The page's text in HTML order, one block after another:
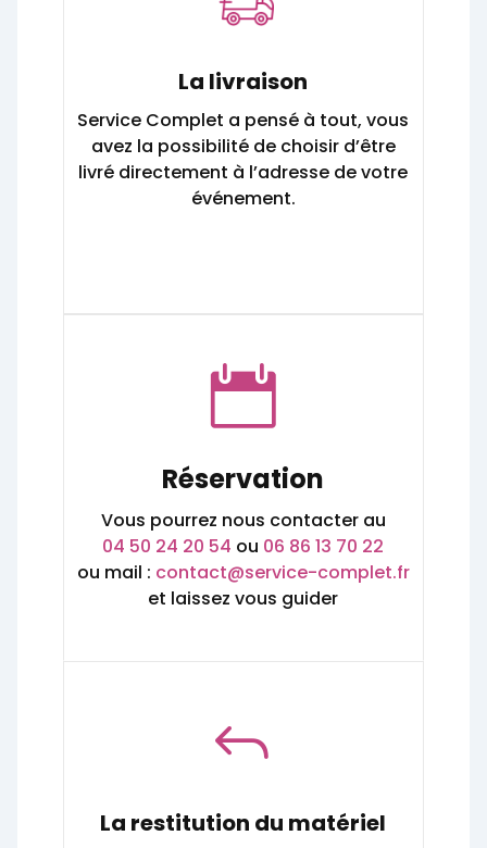
La livraison
Service Complet a pensé à tout, vous
avez la possibilité de choisir d’être
livré directement à l’adresse de votre
événement.

Réservation
Vous pourrez nous contacter au
04 50 24 20 54 ou 06 86 13 70 22
ou mail : contact@service-complet.fr
et laissez vous guider
J
La restitution du matériel